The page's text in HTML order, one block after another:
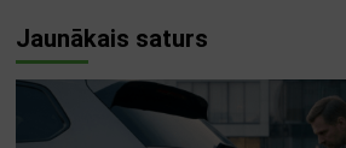
Jaunākais saturs